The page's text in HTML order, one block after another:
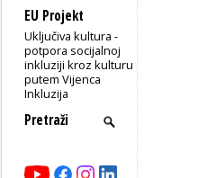
EU Projekt
Uključiva kultura -
potpora socijalnoj
inkluziji kroz kulturu
putem Vijenca
Inkluzija